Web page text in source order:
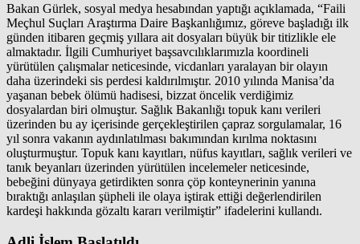
Bakan Gürlek, sosyal medya hesabından yaptığı açıklamada, “Faili
Meçhul Suçları Araştırma Daire Başkanlığımız, göreve başladığı ilk
günden itibaren geçmiş yıllara ait dosyaları büyük bir titizlikle ele
almaktadır. İlgili Cumhuriyet başsavcılıklarımızla koordineli
yürütülen çalışmalar neticesinde, vicdanları yaralayan bir olayın
daha üzerindeki sis perdesi kaldırılmıştır. 2010 yılında Manisa’da
yaşanan bebek ölümü hadisesi, bizzat öncelik verdiğimiz
dosyalardan biri olmuştur. Sağlık Bakanlığı topuk kanı verileri
üzerinden bu ay içerisinde gerçekleştirilen çapraz sorgulamalar, 16
yıl sonra vakanın aydınlatılması bakımından kırılma noktasını
oluşturmuştur. Topuk kanı kayıtları, nüfus kayıtları, sağlık verileri ve
tanık beyanları üzerinden yürütülen incelemeler neticesinde,
bebeğini dünyaya getirdikten sonra çöp konteynerinin yanına
bıraktığı anlaşılan şüpheli ile olaya iştirak ettiği değerlendirilen
kardeşi hakkında gözaltı kararı verilmiştir” ifadelerini kullandı.